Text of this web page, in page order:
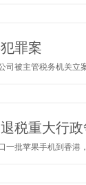
罪案
司被主管税务机关立
税重大行
一批苹果手机到香港